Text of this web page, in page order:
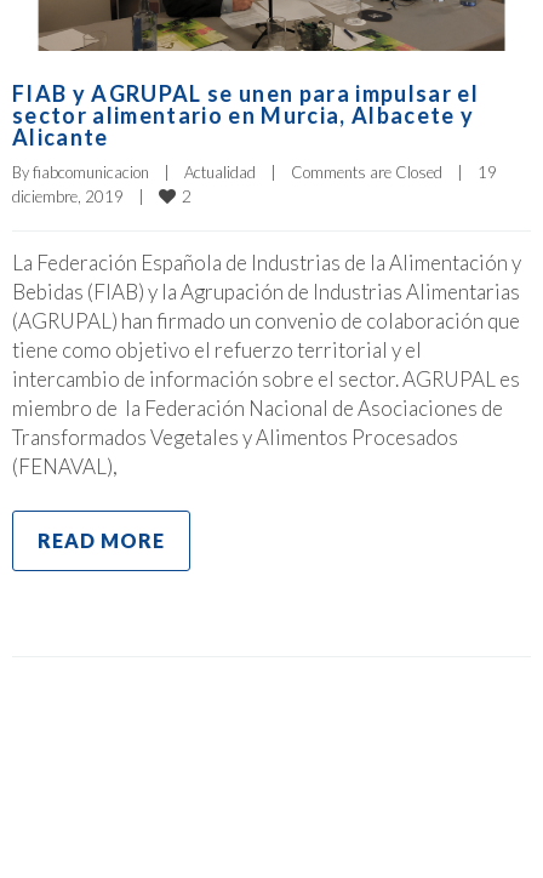
FIAB y AGRUPAL se unen para impulsar el
sector alimentario en Murcia, Albacete y
Alicante
By fiabcomunicacion Actualidad Comments are Closed
19
diciembre, 2019
2
La Federación Española de Industrias de la Alimentación y
Bebidas (FIAB) y la Agrupación de Industrias Alimentarias
(AGRUPAL) han firmado un convenio de colaboración que
tiene como objetivo el refuerzo territorial y el
intercambio de información sobre el sector. AGRUPAL es
miembro de la Federación Nacional de Asociaciones de
Transformados Vegetales y Alimentos Procesados
(FENAVAL),
READ MORE